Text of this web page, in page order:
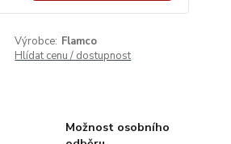
Výrobce: Flamco
Hlídat cenu / dostupnost
Možnost osobního